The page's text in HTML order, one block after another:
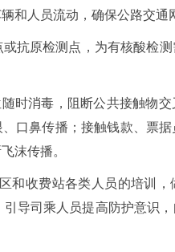
和人员流动，确保公路交通
抗原检测点，为有核酸检
时消毒，阻断公共接触物
口鼻传播；接触钱款、票
沫传播。
和收费站各类人员的培训
导司乘人员提高防护意识